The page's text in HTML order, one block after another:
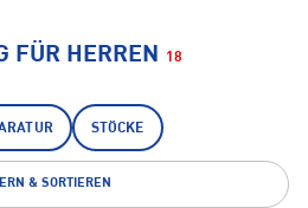
FÜR HERREN 18
STÖCKE
& SORTIEREN